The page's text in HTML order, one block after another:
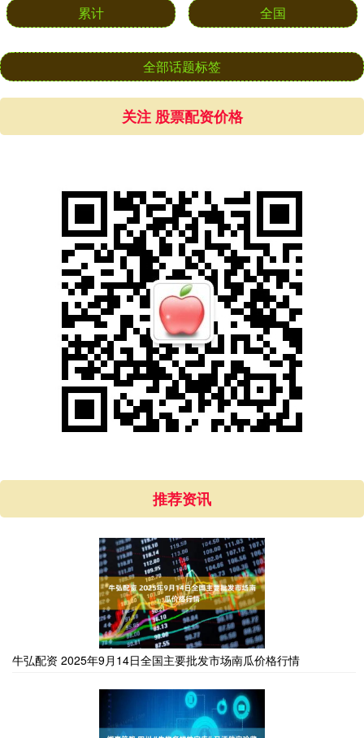
累计 全国
全部话题标签
关注 股票配资价格
推荐资讯
牛弘配资 2025年9月14日全国主要批发市场南瓜价格行情